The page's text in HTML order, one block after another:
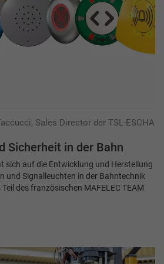
Sales Director der TSL-ESCHA
Sicherheit in der Bahn
sich auf die Entwicklung und Herstellung
und Signalleuchten in der Bahntechnik
des französischen MAFELEC TEAM